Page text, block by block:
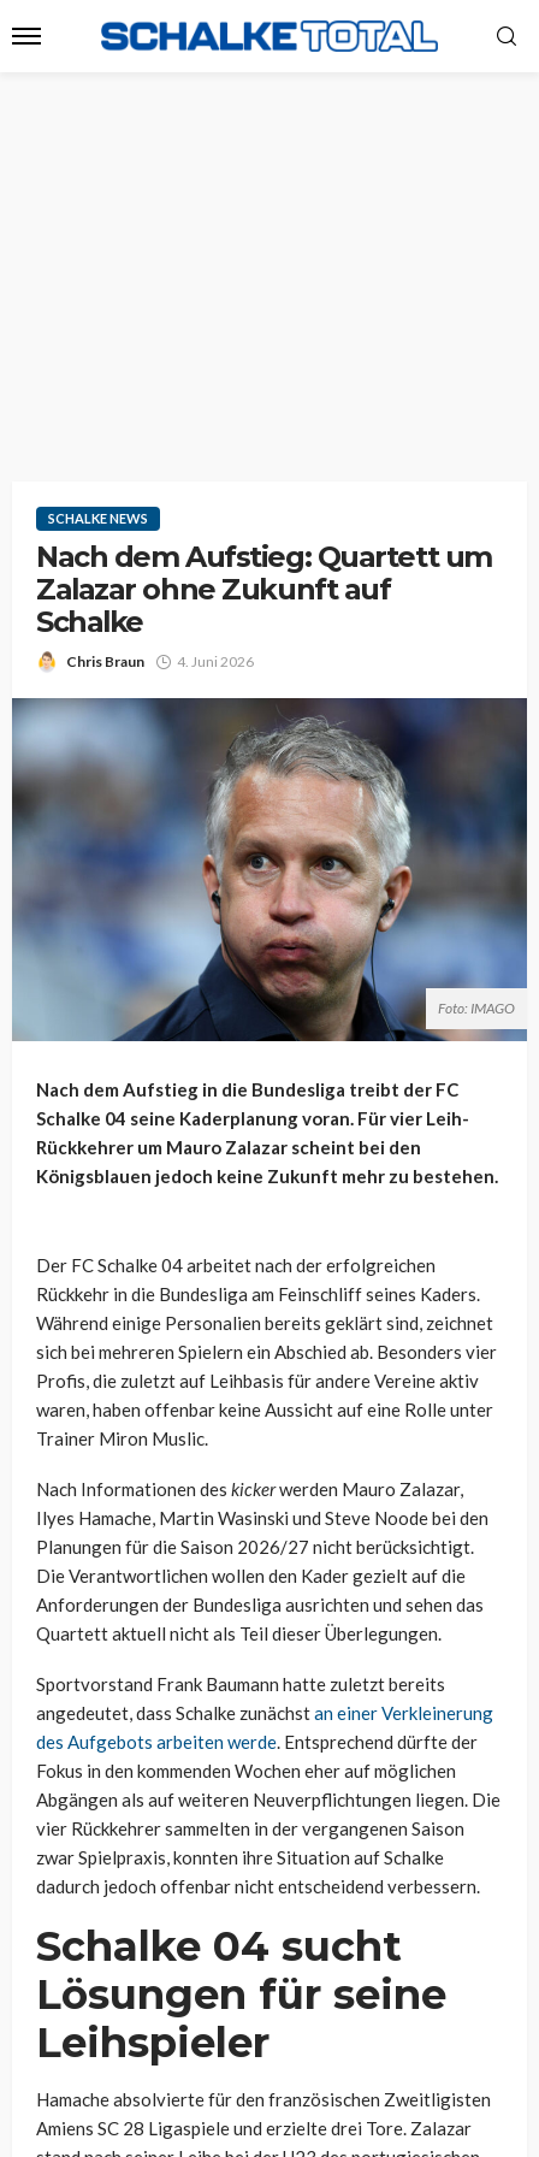
SCHALKE NEWS
Nach dem Aufstieg: Quartett um
Zalazar ohne Zukunft auf
Schalke
Chris Braun 4. Juni 2026
Foto: IMAGO
Nach dem Aufstieg in die Bundesliga treibt der FC
Schalke 04 seine Kaderplanung voran. Für vier Leih-
Rückkehrer um Mauro Zalazar scheint bei den
Königsblauen jedoch keine Zukunft mehr zu bestehen.
Der FC Schalke 04 arbeitet nach der erfolgreichen
Rückkehr in die Bundesliga am Feinschliff seines Kaders.
Während einige Personalien bereits geklärt sind, zeichnet
sich bei mehreren Spielern ein Abschied ab. Besonders vier
Profis, die zuletzt auf Leihbasis für andere Vereine aktiv
waren, haben offenbar keine Aussicht auf eine Rolle unter
Trainer Miron Muslic.
Nach Informationen des kickerwerden Mauro Zalazar,
Ilyes Hamache, Martin Wasinski und Steve Noode bei den
Planungen für die Saison 2026/27 nicht berücksichtigt.
Die Verantwortlichen wollen den Kader gezielt auf die
Anforderungen der Bundesliga ausrichten und sehen das
Quartett aktuell nicht als Teil dieser Überlegungen.
Sportvorstand Frank Baumann hatte zuletzt bereits
angedeutet, dass Schalke zunächstan einer Verkleinerung
des Aufgebots arbeiten werde. Entsprechend dürfte der
Fokus in den kommenden Wochen eher auf möglichen
Abgängen als auf weiteren Neuverpflichtungen liegen. Die
vier Rückkehrer sammelten in der vergangenen Saison
zwar Spielpraxis, konnten ihre Situation auf Schalke
dadurch jedoch offenbar nicht entscheidend verbessern.
Schalke 04 sucht
Lösungen für seine
Leihspieler
Hamache absolvierte für den französischen Zweitligisten
Amiens SC 28 Ligaspiele und erzielte drei Tore. Zalazar